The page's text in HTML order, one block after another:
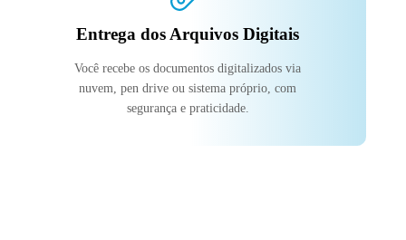
Entrega dos Arquivos Digitais
Você recebe os documentos digitalizados via
nuvem, pen drive ou sistema próprio, com
segurança e praticidade.